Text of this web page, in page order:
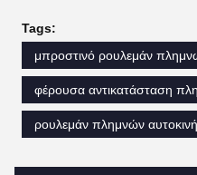
Tags:
μπροστινό ρουλεμάν
φέρουσα αντικατάσταση
ρουλεμάν πλημνών